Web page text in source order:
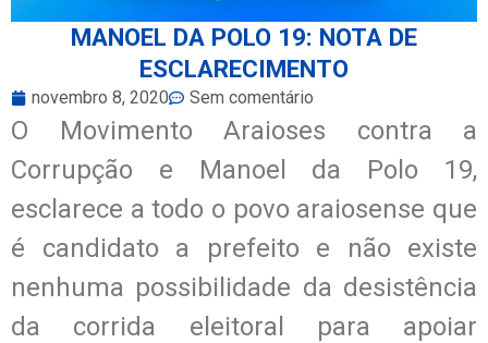
MANOEL DA POLO 19: NOTA DE
ESCLARECIMENTO
novembro 8, 2020 Sem comentário
O Movimento Araioses contra a
Corrupção e Manoel da Polo 19,
esclarece a todo o povo araiosense que
é candidato a prefeito e não existe
nenhuma possibilidade da desistência
da corrida eleitoral para apoiar